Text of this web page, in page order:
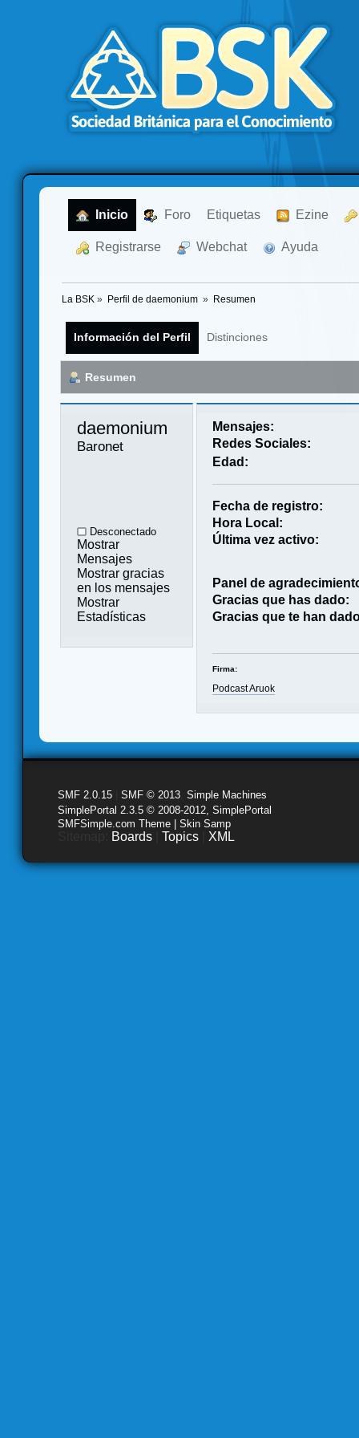
Inicio Foro Etiquetas Ezine
Registrarse Webchat Ayuda
La BSK » Perfil de daemonium » Resumen
Información del Perfil Distinciones
Resumen
daemonium
Baronet
Desconectado
Mostrar
Mensajes
Mostrar gracias
en los mensajes
Mostrar
Estadísticas
Mensajes:
Redes Sociales:
Edad:
Fecha de registro:
Hora Local:
Última vez activo:
Panel de
Gracias que has dado:
Gracias que te han
Firma:
Podcast Aruok
SMF 2.0.15 SMF © 2013 Simple Machines
SimplePortal 2.3.5 © 2008-2012, SimplePortal
SMFSimple.com Theme | Skin Samp
Boards Topics XML